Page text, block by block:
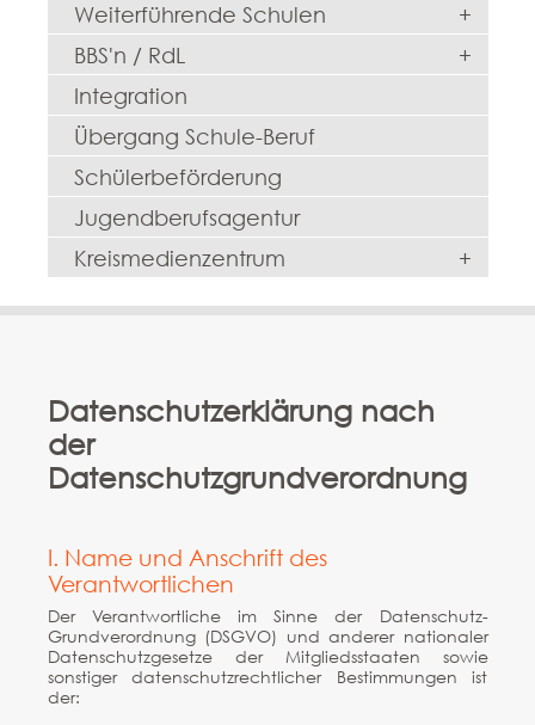
Weiterführende Schulen
+
BBS'n / RdL
+
Integration
Übergang Schule-Beruf
Schülerbeförderung
Jugendberufsagentur
Kreismedienzentrum
+
Datenschutzerklärung nach
der
Datenschutzgrundverordnung
I. Name und Anschrift des
Verantwortlichen
Der Verantwortliche im Sinne der Datenschutz-
Grundverordnung (DSGVO) und anderer nationaler
Datenschutzgesetze der Mitgliedsstaaten sowie
sonstiger datenschutzrechtlicher Bestimmungen ist
der: